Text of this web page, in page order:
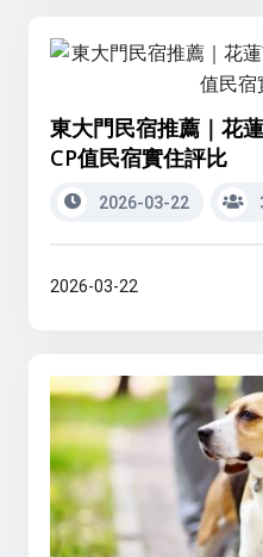
東大門民宿推薦｜花
CP值民宿實住評比
2026-03-22
2026-03-22